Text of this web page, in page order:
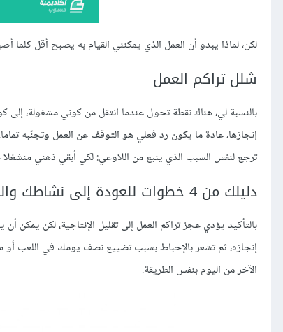
لكن، لماذا يبدو أن العمل الذي يمكنني القيام به يصبح أقل كلما
شلل تراكم العمل
بالنسبة لي، هناك نقطة تحول عندما انتقل من كوني مشغولة،
إنجازها، عادة ما يكون رد فعلي هو التوقف عن العمل وتجنّبه
ترجع لنفس السبب الذي ينبع من اللاوعي: لكي أبقي ذهني
دليلك من 4 خطوات للعودة إلى نشاطك والعمل
بالتأكيد يؤدي عجز تراكم العمل إلى تقليل الإنتاجية، لكن
إنجازه، ثم تشعر بالإحباط بسبب تضييع نصف يومك في اللعب أو
الآخر من اليوم بنفس الطريقة.